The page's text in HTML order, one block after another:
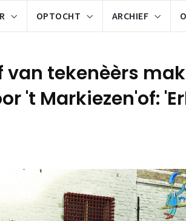
OPTOCHT ARCHIEF
van tekenèèrs
't Markiezen'of: